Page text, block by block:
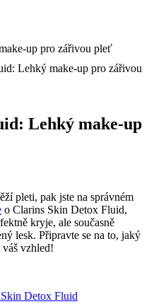
Lehký make-up pro zářivou
Lehký make-up
pleti, pak jste na správném
o Clarins Skin Detox Fluid,
kryje, ale současně
lesk. Připravte se na to, jaký
vzhled!
Detox Fluid